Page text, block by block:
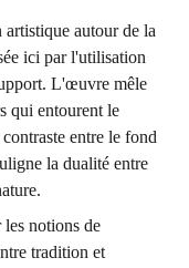
autour de la
ici par l'utilisation
L'œuvre mêle
qui entourent le
entre le fond
la dualité entre
notions de
tradition et